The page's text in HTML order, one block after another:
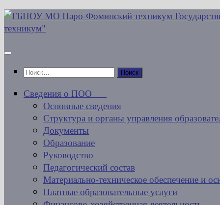
Перейти
к
Найти:
Сведения о ПОО
Основные сведения
Структура и органы управления
Документы
Образование
Руководство
Педагогический состав
Материально-техническое обеспечение и
Платные образовательные услуги